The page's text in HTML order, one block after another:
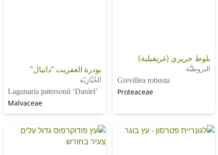
(غريفيلية)
Grevillea robusta
بودرة العفريت “دانيال”
الخُبَّازِيّة
Lagunaria patersonii ‘Daniel’